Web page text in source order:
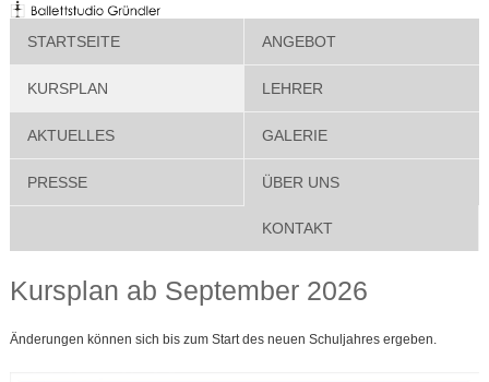
STARTSEITE ANGEBOT
KURSPLAN LEHRER
AKTUELLES GALERIE
PRESSE ÜBER UNS
KONTAKT
Kursplan ab September 2026
Änderungen können sich bis zum Start des neuen Schuljahres ergeben.